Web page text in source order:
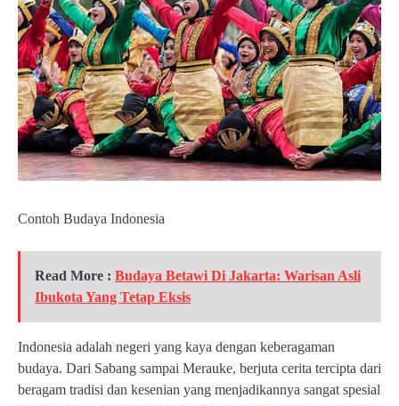
Contoh Budaya Indonesia
Read More :Budaya Betawi Di Jakarta: Warisan Asli
Ibukota Yang Tetap Eksis
Indonesia adalah negeri yang kaya dengan keberagaman
budaya. Dari Sabang sampai Merauke, berjuta cerita tercipta dari
beragam tradisi dan kesenian yang menjadikannya sangat spesial